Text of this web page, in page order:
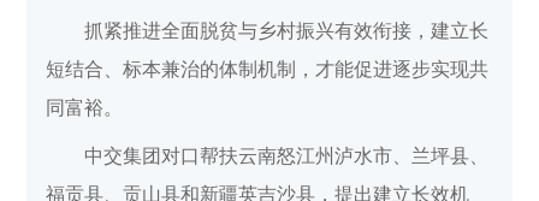
抓紧推进全面脱贫与乡村振兴有效衔接，建立长
短结合、标本兼治的体制机制，才能促进逐步实现共
同富裕。
中交集团对口帮扶云南怒江州泸水市、兰坪县、
福贡县、贡山县和新疆英吉沙县，提出建立长效机